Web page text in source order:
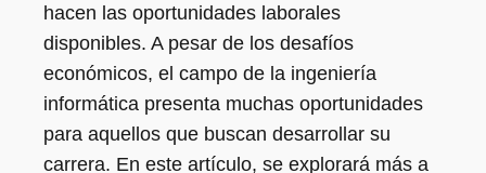
hacen las oportunidades laborales
disponibles. A pesar de los desafíos
económicos, el campo de la ingeniería
informática presenta muchas oportunidades
para aquellos que buscan desarrollar su
carrera. En este artículo, se explorará más a